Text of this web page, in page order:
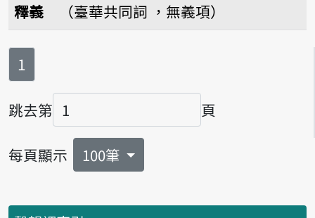
釋義 （臺華共同詞 ，無義項）
第
1
跳去第
頁碼
頁
每頁顯示 100筆